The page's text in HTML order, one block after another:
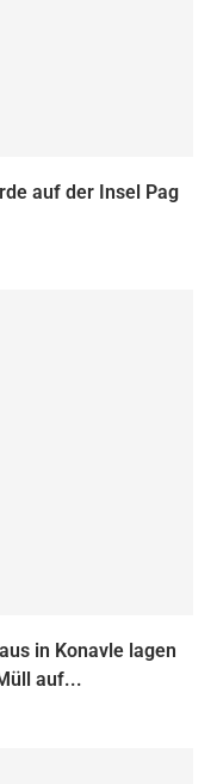
auf der Insel Pag
in Konavle lagen
auf...